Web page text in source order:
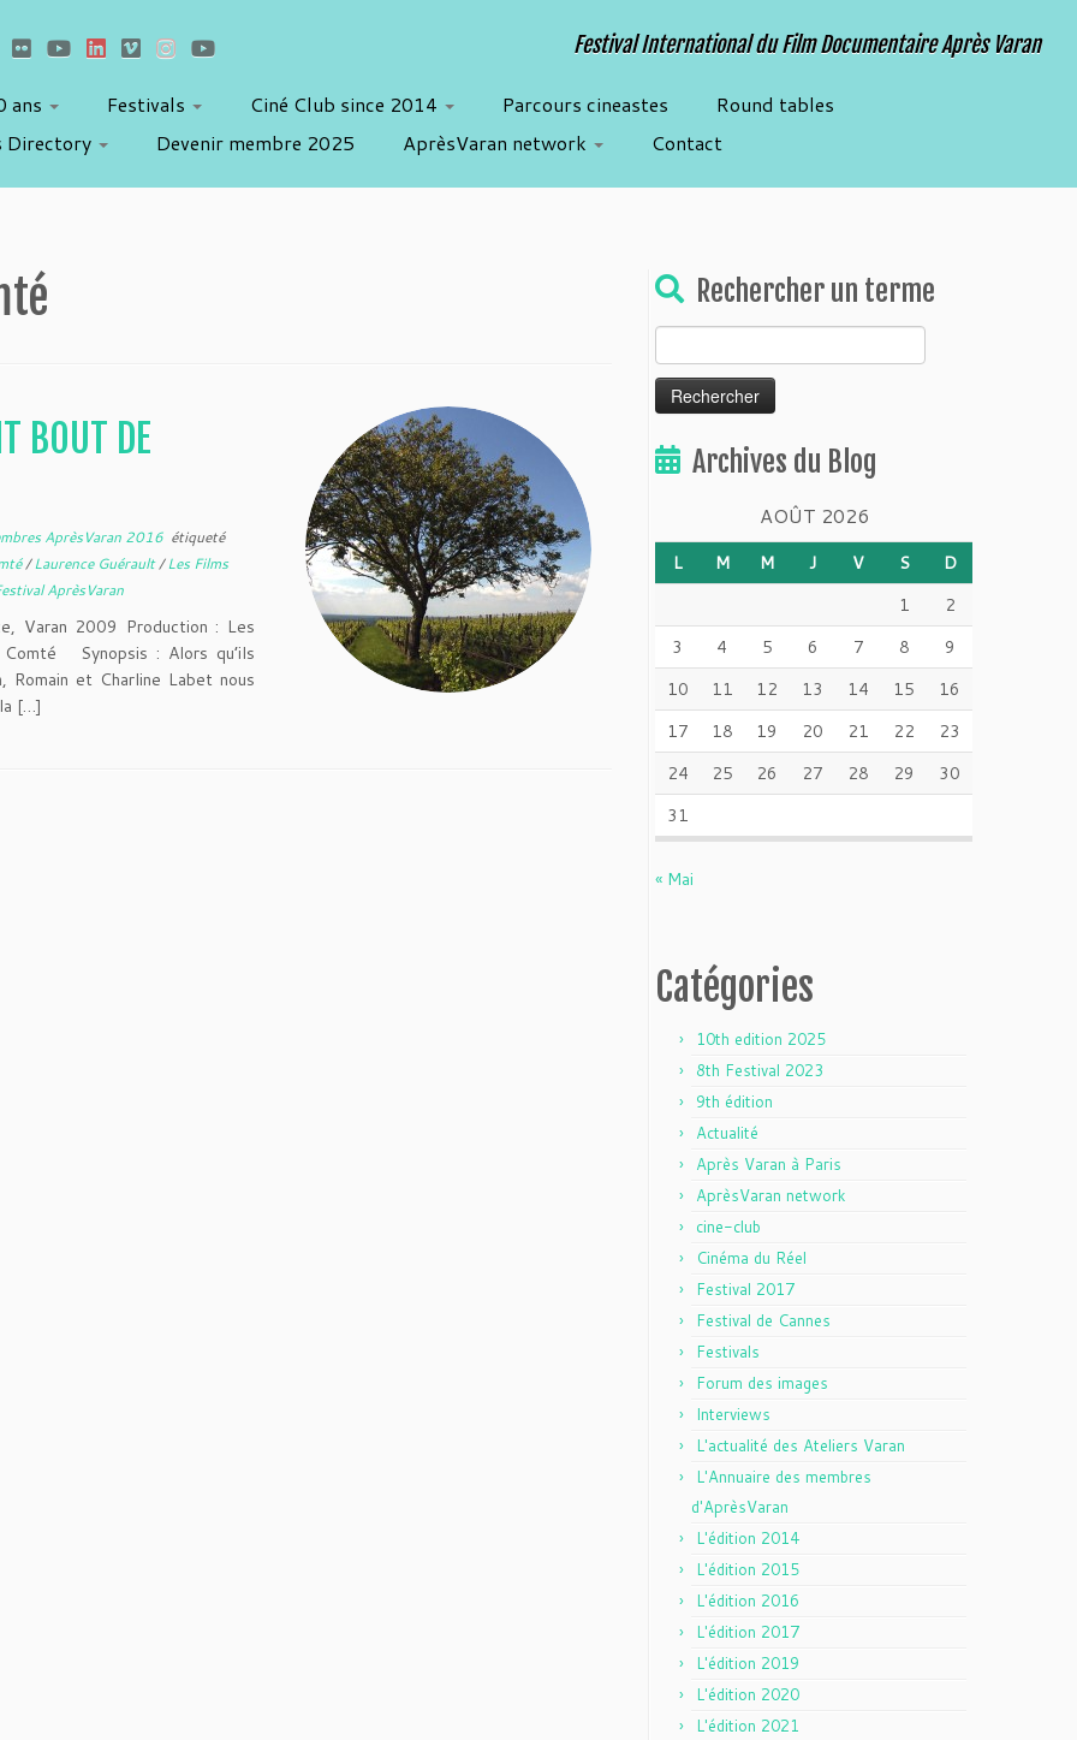
Festival International du Film Documentaire Après Varan
ans Festivals Ciné Club since 2014 Parcours cineastes
Round tables
Directory
Devenir membre 2025 AprèsVaran network Contact
BOUT DE
AprèsVaran 2016 étiqueté
/Laurence Guérault/Les Films
AprèsVaran
Varan 2009 Production : Les
Comté Synopsis : Alors qu’ils
Romain et Charline Labet nous
[…]
Rechercher un terme
Archives du Blog
AOÛT 2026
L M M J V S
D
1
2
3
4 5 6 7 8
9
10
11 12 13 14 15
16
17
18 19 20 21 22
23
24
25 26 27 28 29
30
31
« Mai
Catégories
10th edition 2025
8th Festival 2023
9th édition
Actualité
Après Varan à Paris
AprèsVaran network
cine-club
Cinéma du Réel
Festival 2017
Festival de Cannes
Festivals
Forum des images
Interviews
L'actualité des Ateliers Varan
L'Annuaire des membres
d'AprèsVaran
L'édition 2014
L'édition 2015
L'édition 2016
L'édition 2017
L'édition 2019
L'édition 2020
L'édition 2021